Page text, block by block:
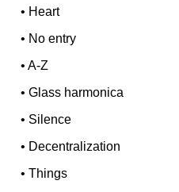
• Heart
• No entry
•A-Z
•Glass harmonica
• Silence
• Decentralization
•Things